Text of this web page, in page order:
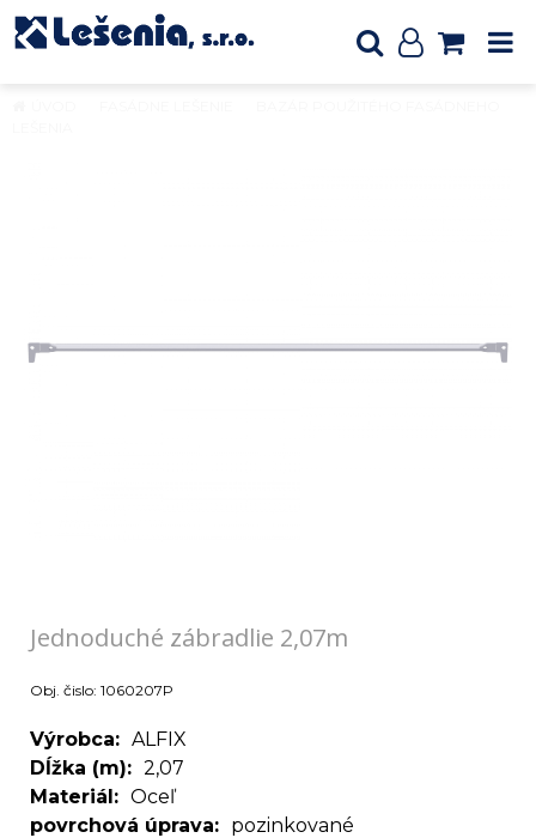
Jednoduché zábradlie 2,07m
Obj. čislo: 1060207P
Výrobca
ALFIX
Dĺžka (m)
2,07
Materiál
Oceľ
povrchová úprava
pozinkované